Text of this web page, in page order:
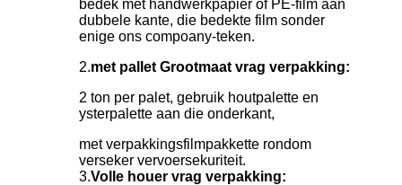
bedek met handwerkpapier of PE-film aan
dubbele kante, die bedekte film sonder
enige ons compoany-teken.
2.met pallet Grootmaat vrag verpakking:
2 ton per palet, gebruik houtpalette en
ysterpalette aan die onderkant,
met verpakkingsfilmpakkette rondom
verseker vervoersekuriteit.
3.Volle houer vrag verpakking: